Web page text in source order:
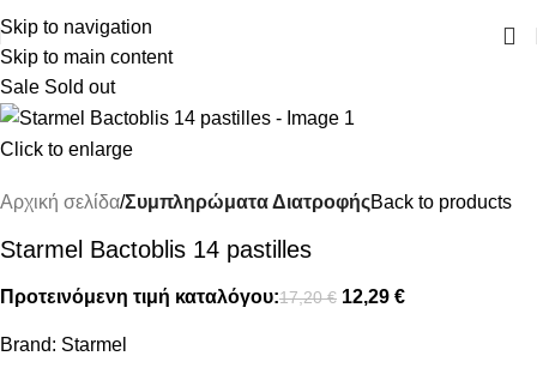
Skip to navigation
Skip to main content
ΔΩΡΕΑΝ ΜΕΤΑΦΟΡΙΚΑ ΑΝΩ ΤΩΝ 45€
Sale Sold out
Click to enlarge
Αρχική σελίδα Συμπληρώματα ΔιατροφήςBack to products
Starmel Bactoblis 14 pastilles
Προτεινόμενη τιμή καταλόγου:17,20€ 12,29 €
Brand: Starmel